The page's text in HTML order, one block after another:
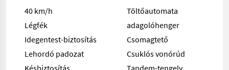
40 km/h
Töltőautomata
Légfék
adagolóhenger
Idegentest-biztosítás
Csomagtető
Lehordó padozat
Csuklós vonórúd
Késbiztosítás
Tandem-tengely